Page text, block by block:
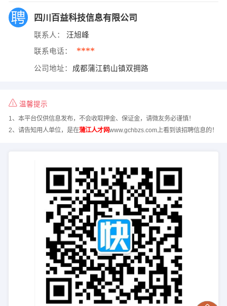
四川百益科技信息有限公司
联系人： 汪旭峰
联系电话： ****
公司地址： 成都蒲江鹤山镇双拥路
温馨提示
1、本平台仅供信息发布，不会收取押金、保证金，请微友务必谨慎！
2、请告知用人单位，是在蒲江人才网www.gchbzs.com上看到该招聘信息的！